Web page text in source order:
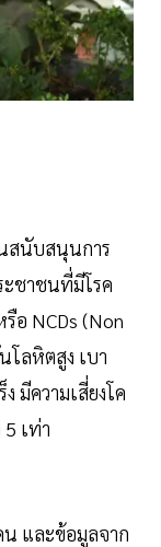
สนับสนุนการ
ะชาชนที่มีโรค
อ NCDs (Non
โลหิตสูง เบา
มีความเสี่ยงโค
เท่า
น และข้อมูลจาก